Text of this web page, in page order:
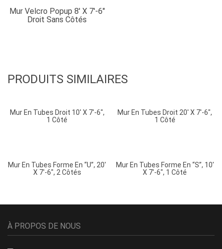
Mur Velcro Popup 8′ X 7′-6″
Droit Sans Côtés
PRODUITS SIMILAIRES
Mur En Tubes Droit 10′ X 7′-6″,
1 Côté
Mur En Tubes Droit 20′ X 7′-6″,
1 Côté
Mur En Tubes Forme En “U”, 20′
X 7′-6″, 2 Côtés
Mur En Tubes Forme En “S”, 10′
X 7′-6″, 1 Côté
À PROPOS DE NOUS